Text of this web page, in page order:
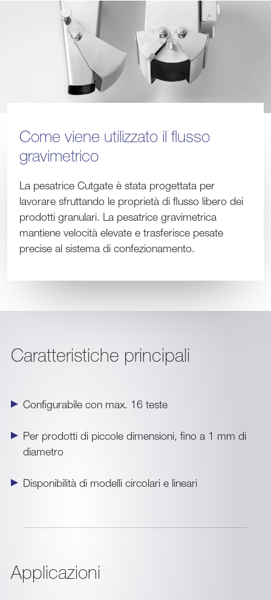
Come viene utilizzato il flusso
gravimetrico
La pesatrice Cutgate è stata progettata per
lavorare sfruttando le proprietà di flusso libero dei
prodotti granulari. La pesatrice gravimetrica
mantiene velocità elevate e trasferisce pesate
precise al sistema di confezionamento.
Caratteristiche principali
Configurabile con max. 16 teste
Per prodotti di piccole dimensioni, fino a 1 mm di
diametro
Disponibilità di modelli circolari e lineari
Applicazioni